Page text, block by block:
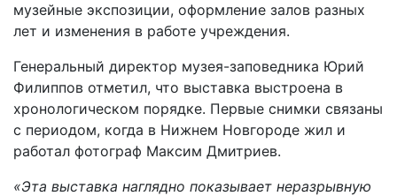
музейные экспозиции, оформление залов разных
лет и изменения в работе учреждения.
Генеральный директор музея-заповедника Юрий
Филиппов отметил, что выставка выстроена в
хронологическом порядке. Первые снимки связаны
с периодом, когда в Нижнем Новгороде жил и
работал фотограф Максим Дмитриев.
«Эта выставка наглядно показывает неразрывную